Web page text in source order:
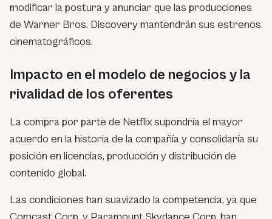
modificar la postura y anunciar que las producciones
de Warner Bros. Discovery mantendrán sus estrenos
cinematográficos.
Impacto en el modelo de negocios y la
rivalidad de los oferentes
La compra por parte de Netflix supondría el mayor
acuerdo en la historia de la compañía y consolidaría su
posición en licencias, producción y distribución de
contenido global.
Las condiciones han suavizado la competencia, ya que